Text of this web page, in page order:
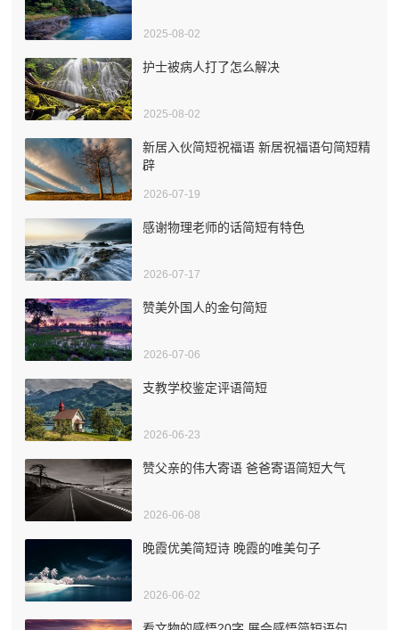
2025-08-02
护士被病人打了怎么解决
2025-08-02
新居入伙简短祝福语 新居祝福语句简短精
辟
2026-07-19
感谢物理老师的话简短有特色
2026-07-17
赞美外国人的金句简短
2026-07-06
支教学校鉴定评语简短
2026-06-23
赞父亲的伟大寄语 爸爸寄语简短大气
2026-06-08
晚霞优美简短诗 晚霞的唯美句子
2026-06-02